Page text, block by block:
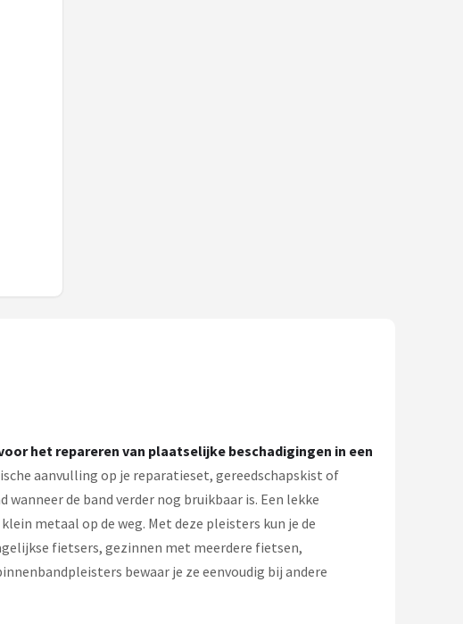
het repareren van plaatselijke beschadigingen in een
aanvulling op je reparatieset, gereedschapskist of
de band verder nog bruikbaar is. Een lekke
metaal op de weg. Met deze pleisters kun je de
fietsers, gezinnen met meerdere fietsen,
bewaar je ze eenvoudig bij andere